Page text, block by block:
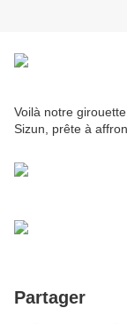
Voilà notre
Sizun, prête à
Partager